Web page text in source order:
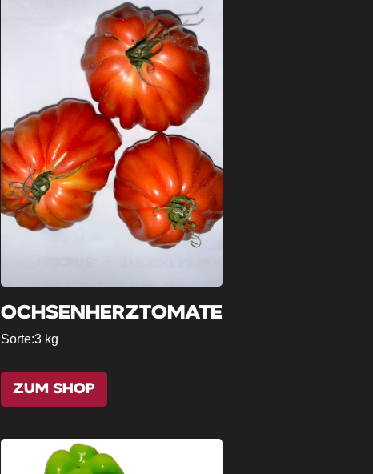
OCHSENHERZTOMATE
Sorte:3 kg
ZUM SHOP